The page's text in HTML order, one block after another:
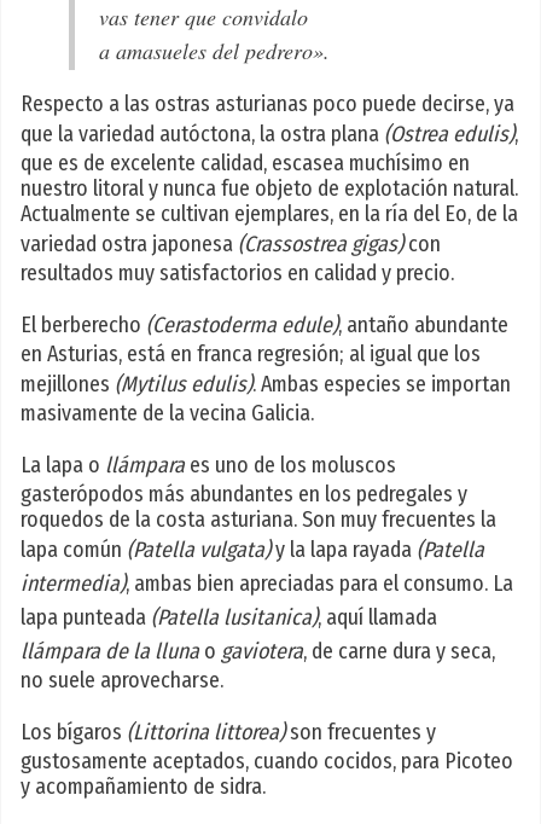
vas tener que convidalo
a amasueles del pedrero».
Respecto a las ostras asturianas poco puede decirse, ya
que la variedad autóctona, la ostra plana (Ostrea edulis),
que es de excelente calidad, escasea muchísimo en
nuestro litoral y nunca fue objeto de explotación natural.
Actualmente se cultivan ejemplares, en la ría del Eo, de la
variedad ostra japonesa (Crassostrea gigas)con
resultados muy satisfactorios en calidad y precio.
El berberecho (Cerastoderma edule), antaño abundante
en Asturias, está en franca regresión; al igual que los
mejillones (Mytilus edulis). Ambas especies se importan
masivamente de la vecina Galicia.
La lapa o llámpara es uno de los moluscos
gasterópodos más abundantes en los pedregales y
roquedos de la costa asturiana. Son muy frecuentes la
lapa común (Patella vulgata)y la lapa rayada (Patella
intermedia), ambas bien apreciadas para el consumo. La
lapa punteada (Patella lusitanica), aquí llamada
llámpara de la lluna o gaviotera, de carne dura y seca,
no suele aprovecharse.
Los bígaros (Littorina littorea)son frecuentes y
gustosamente aceptados, cuando cocidos, para Picoteo
y acompañamiento de sidra.